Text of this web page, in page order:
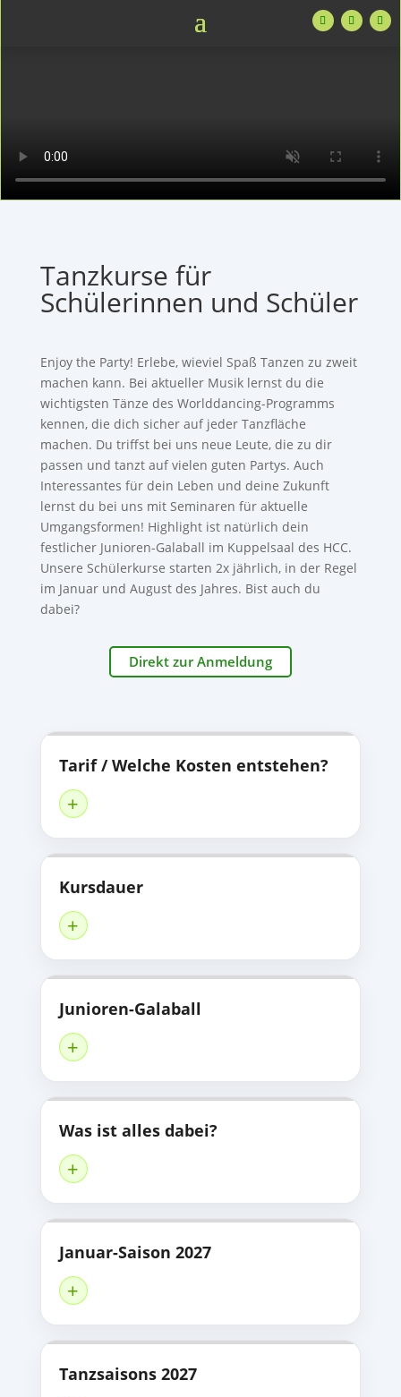
Tanzkurse für
Schülerinnen und Schüler
Enjoy the Party! Erlebe, wieviel Spaß Tanzen zu zweit
machen kann. Bei aktueller Musik lernst du die
wichtigsten Tänze des Worlddancing-Programms
kennen, die dich sicher auf jeder Tanzfläche
machen. Du triffst bei uns neue Leute, die zu dir
passen und tanzt auf vielen guten Partys. Auch
Interessantes für dein Leben und deine Zukunft
lernst du bei uns mit Seminaren für aktuelle
Umgangsformen! Highlight ist natürlich dein
festlicher Junioren-Galaball im Kuppelsaal des HCC.
Unsere Schülerkurse starten 2x jährlich, in der Regel
im Januar und August des Jahres. Bist auch du
dabei?
Direkt zur Anmeldung
Tarif / Welche Kosten entstehen?
+
Kursdauer
+
Junioren-Galaball
+
Was ist alles dabei?
+
Januar-Saison 2027
+
Tanzsaisons 2027